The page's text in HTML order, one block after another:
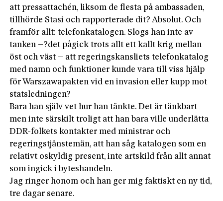
att pressattachén, liksom de flesta på ambassaden,
tillhörde Stasi och rapporterade dit? Absolut. Och
framför allt: telefonkatalogen. Slogs han inte av
tanken –?det pågick trots allt ett kallt krig mellan
öst och väst – att regeringskansliets telefonkatalog
med namn och funktioner kunde vara till viss hjälp
för Warszawapakten vid en invasion eller kupp mot
statsledningen?
Bara han själv vet hur han tänkte. Det är tänkbart
men inte särskilt troligt att han bara ville underlätta
DDR-folkets kontakter med ministrar och
regeringstjänstemän, att han såg katalogen som en
relativt oskyldig present, inte artskild från allt annat
som ingick i byteshandeln.
Jag ringer honom och han ger mig faktiskt en ny tid,
tre dagar senare.